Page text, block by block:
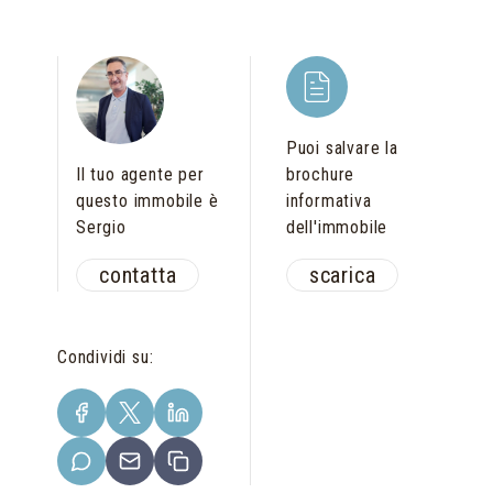
Il tuo agente per
questo immobile è
Sergio
contatta
Puoi salvare la
brochure
informativa
dell'immobile
scarica
Condividi su: